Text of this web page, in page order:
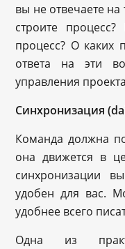
вы не отвечаете
строите
процесс? О каких
ответа на эти
управления
Синхронизация
Команда должна
она движется в
синхронизации
удобен для вас.
удобнее всего
Одна из